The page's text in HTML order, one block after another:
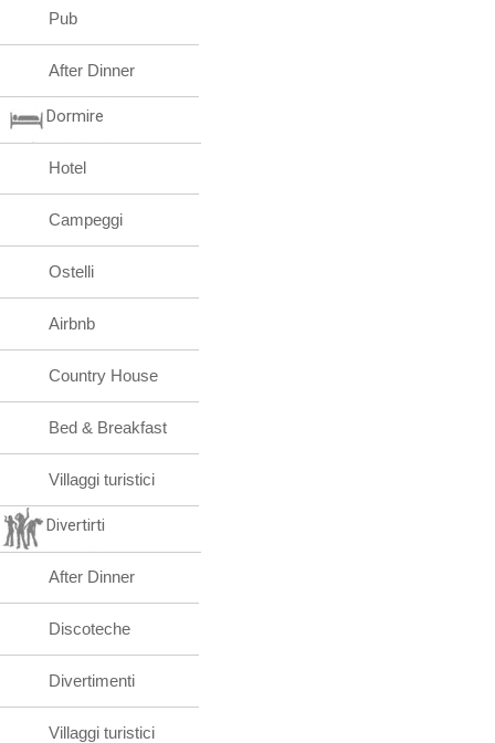
Pub
After Dinner
Dormire
Hotel
Campeggi
Ostelli
Airbnb
Country House
Bed & Breakfast
Villaggi turistici
Divertirti
After Dinner
Discoteche
Divertimenti
Villaggi turistici